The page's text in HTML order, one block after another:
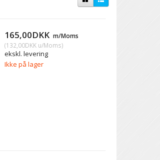
165,00DKK m/Moms
(132,00DKKu/Moms)
ekskl. levering
Ikke på lager